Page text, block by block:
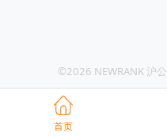
©2026 NEWRANK 沪
首页